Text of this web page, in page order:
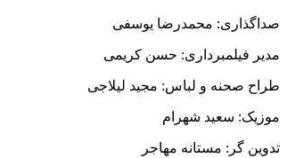
صداگذاری: محمدرضا یوسفی
مدیر فیلمبرداری: حسن کریمی
طراح صحنه و لباس: مجید لیلاجی
موزیک: سعید شهرام
تدوین گر: مستانه مهاجر